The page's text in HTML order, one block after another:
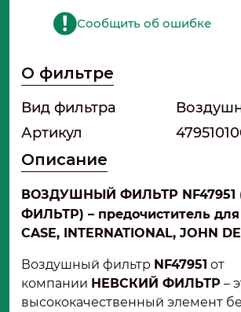
Сообщить об ошибке
О фильтре
Вид фильтра
Артикул
Описание
ВОЗДУШНЫЙ ФИЛЬТР NF47951
ФИЛЬТР) – предочиститель для
CASE, INTERNATIONAL, JOHN
Воздушный фильтр NF47951 от
компании НЕВСКИЙ ФИЛЬТР –
высококачественный элемент